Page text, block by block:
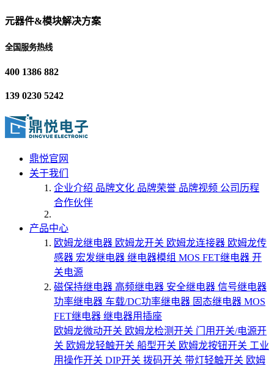
元器件&模块解决方案
全国服务热线
400 1386 882
139 0230 5242
鼎悦官网
关于我们
企业介绍 品牌文化 品牌荣誉 品牌视频 公司历程
合作伙伴
产品中心
欧姆龙继电器 欧姆龙开关 欧姆龙连接器 欧姆龙传
感器 宏发继电器 继电器模组 MOS FET继电器 开
关电源
磁保持继电器 高频继电器 安全继电器 信号继电器
功率继电器 车载/DC功率继电器 固态继电器 MOS
FET继电器 继电器用插座
欧姆龙微动开关 欧姆龙检测开关 门用开关/电源开
关 欧姆龙轻触开关 船型开关 欧姆龙按钮开关 工业
用操作开关 DIP开关 拨码开关 带灯轻触开关 欧姆